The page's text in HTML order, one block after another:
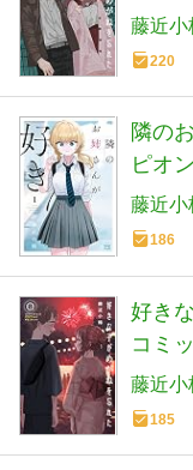
藤近小
220
隣の
ピオ
藤近小
186
好き
コミ
藤近小
185